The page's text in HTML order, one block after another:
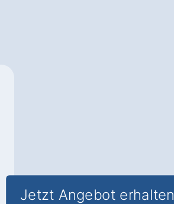
Jetzt Angebot erhalten